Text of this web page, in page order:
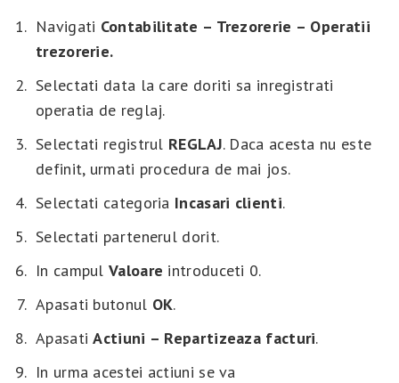
Navigati Contabilitate – Trezorerie – Operatii
trezorerie.
Selectati data la care doriti sa inregistrati
operatia de reglaj.
Selectati registrul REGLAJ. Daca acesta nu este
definit, urmati procedura de mai jos.
Selectati categoria Incasari clienti.
Selectati partenerul dorit.
In campul Valoare introduceti 0.
Apasati butonul OK.
ApasatiActiuni – Repartizeaza facturi.
In urma acestei actiuni se va